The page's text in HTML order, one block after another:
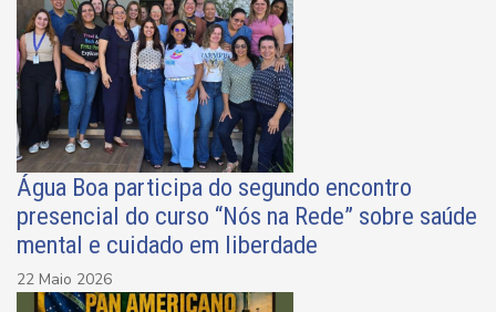
Água Boa participa do segundo encontro
presencial do curso “Nós na Rede” sobre saúde
mental e cuidado em liberdade
22 Maio 2026